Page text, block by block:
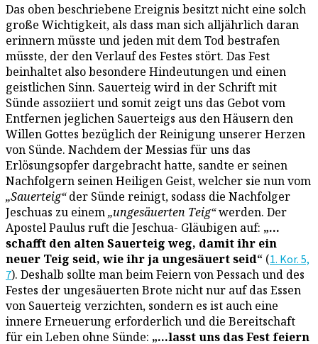
Das oben beschriebene Ereignis besitzt nicht eine solch
große Wichtigkeit, als dass man sich alljährlich daran
erinnern müsste und jeden mit dem Tod bestrafen
müsste, der den Verlauf des Festes stört. Das Fest
beinhaltet also besondere Hindeutungen und einen
geistlichen Sinn. Sauerteig wird in der Schrift mit
Sünde assoziiert und somit zeigt uns das Gebot vom
Entfernen jeglichen Sauerteigs aus den Häusern den
Willen Gottes bezüglich der Reinigung unserer Herzen
von Sünde. Nachdem der Messias für uns das
Erlösungsopfer dargebracht hatte, sandte er seinen
Nachfolgern seinen Heiligen Geist, welcher sie nun vom
„Sauerteig“der Sünde reinigt, sodass die Nachfolger
Jeschuas zu einem„ungesäuerten Teig“werden. Der
Apostel Paulus ruft die Jeschua- Gläubigen auf: „…
schafft den alten Sauerteig weg, damit ihr ein
neuer Teig seid, wie ihr ja ungesäuert seid“ (1. Kor. 5,
7). Deshalb sollte man beim Feiern von Pessach und des
Festes der ungesäuerten Brote nicht nur auf das Essen
von Sauerteig verzichten, sondern es ist auch eine
innere Erneuerung erforderlich und die Bereitschaft
für ein Leben ohne Sünde: „…lasst uns das Fest feiern